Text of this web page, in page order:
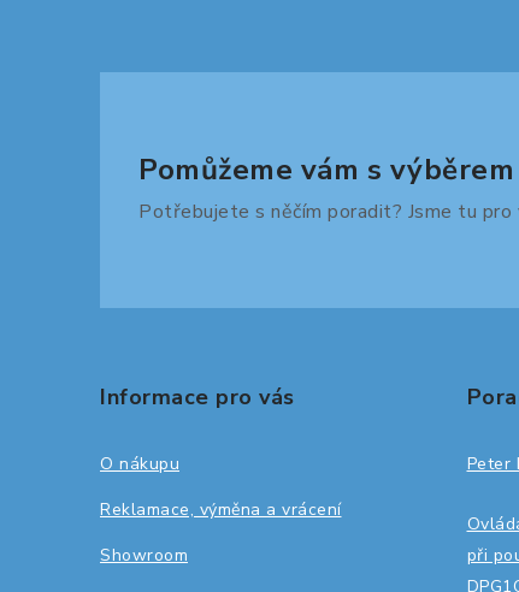
Pomůžeme vám s výběrem
Potřebujete s něčím poradit? Jsme tu pro
Informace pro vás
O nákupu
Reklamace, výměna a vrácení
Showroom
Peter
při